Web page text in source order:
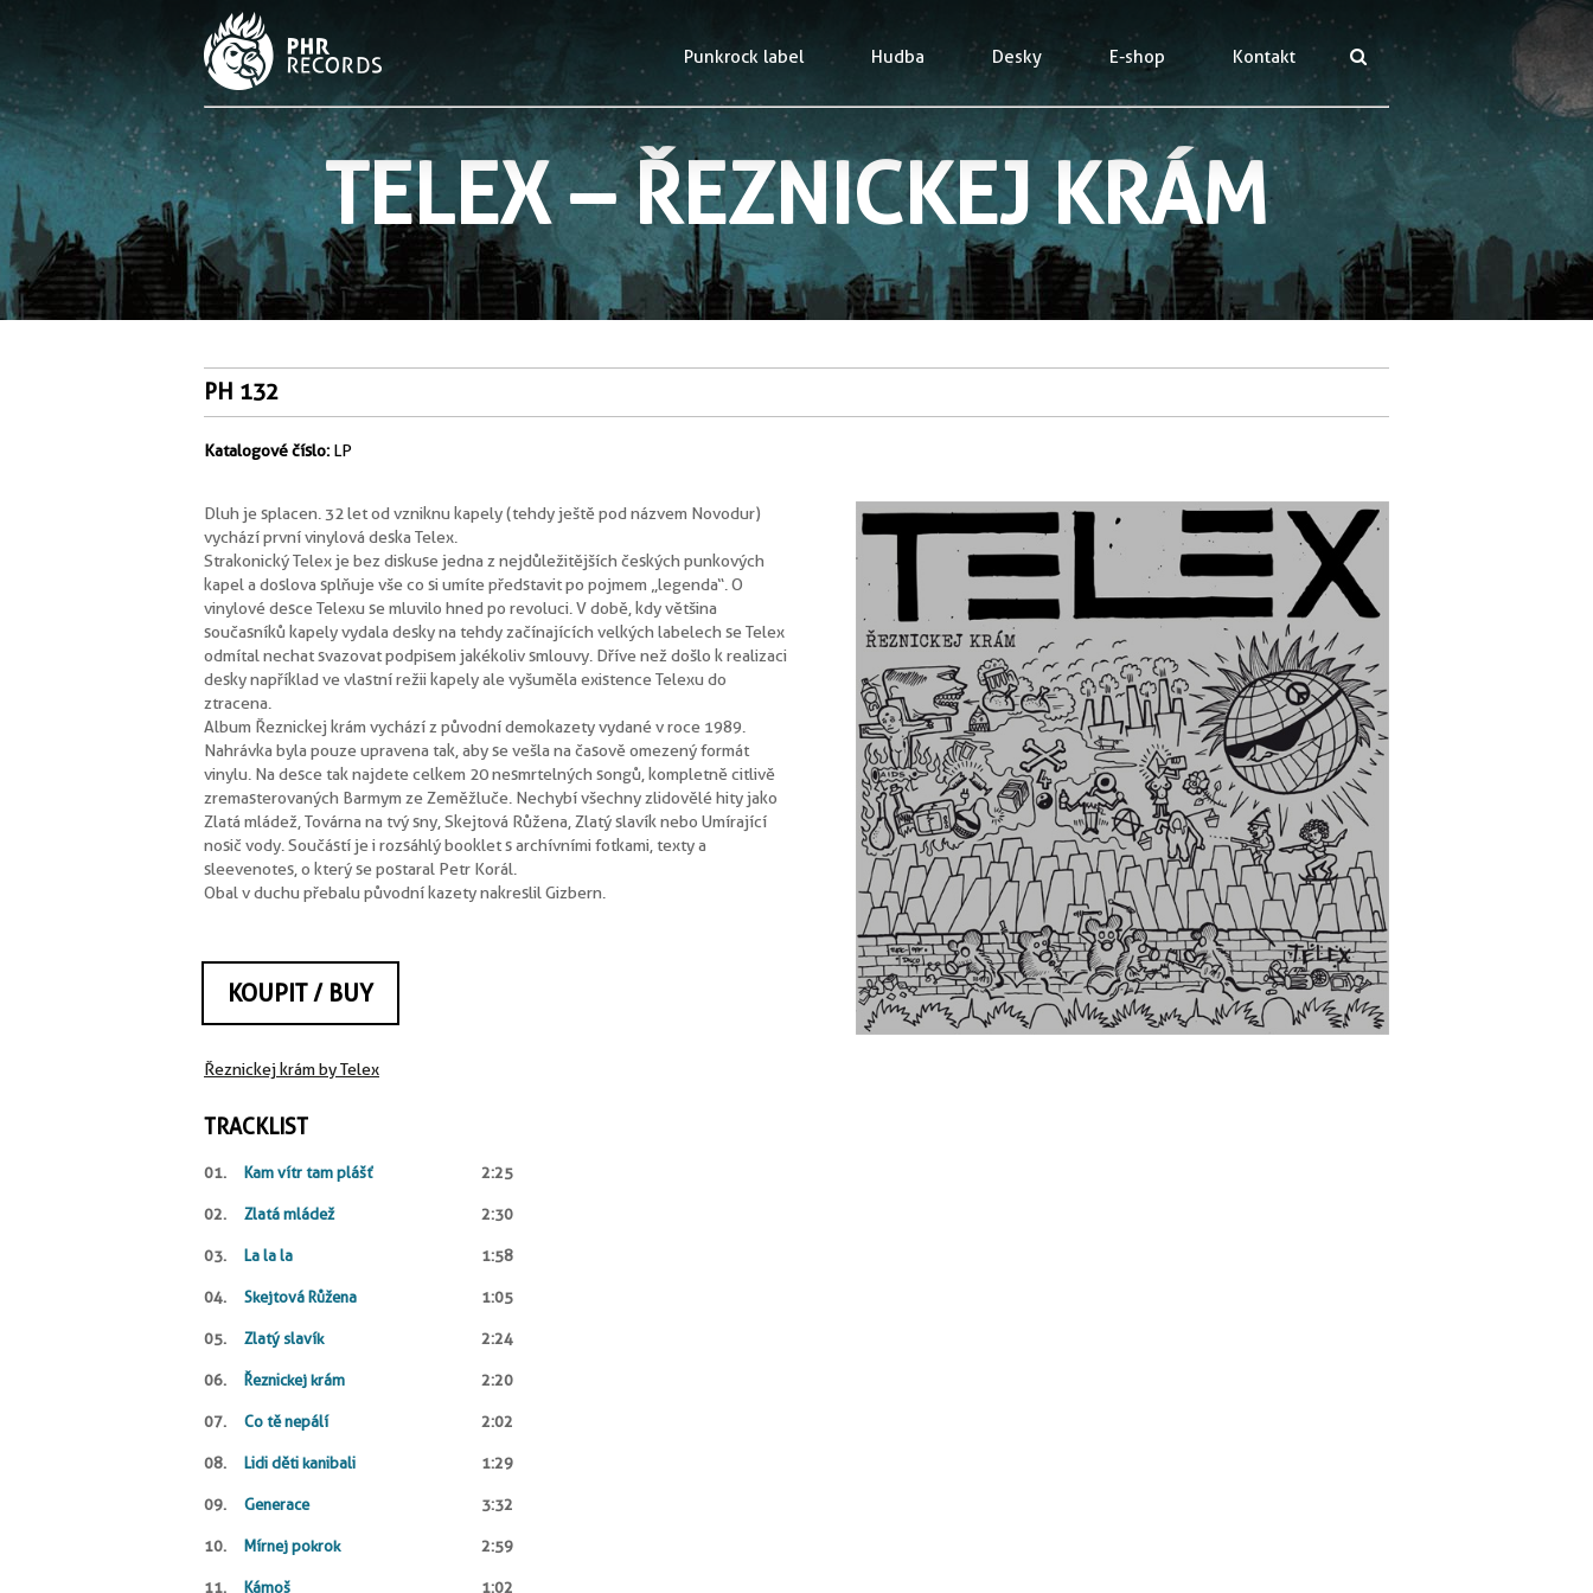
Punkrock label Hudba Desky E-shop Kontakt
TELEX – ŘEZNICKEJ KRÁM
PH 132
Katalogové číslo: LP
Dluh je splacen. 32 let od vzniknu kapely (tehdy ještě pod názvem Novodur)
vychází první vinylová deska Telex.
Strakonický Telex je bez diskuse jedna z nejdůležitějších českých punkových
kapel a doslova splňuje vše co si umíte představit po pojmem „legenda“. O
vinylové desce Telexu se mluvilo hned po revoluci. V době, kdy většina
současníků kapely vydala desky na tehdy začínajících velkých labelech se Telex
odmítal nechat svazovat podpisem jakékoliv smlouvy. Dříve než došlo k realizaci
desky například ve vlastní režii kapely ale vyšuměla existence Telexu do
ztracena.
Album Řeznickej krám vychází z původní demokazety vydané v roce 1989.
Nahrávka byla pouze upravena tak, aby se vešla na časově omezený formát
vinylu. Na desce tak najdete celkem 20 nesmrtelných songů, kompletně citlivě
zremasterovaných Barmym ze Zeměžluče. Nechybí všechny zlidovělé hity jako
Zlatá mládež, Továrna na tvý sny, Skejtová Růžena, Zlatý slavík nebo Umírající
nosič vody. Součástí je i rozsáhlý booklet s archívními fotkami, texty a
sleevenotes, o který se postaral Petr Korál.
Obal v duchu přebalu původní kazety nakreslil Gizbern.
KOUPIT / BUY
Řeznickej krám by Telex
TRACKLIST
01. Kam vítr tam plášť 2:25
02. Zlatá mládež 2:30
03. La la la 1:58
04. Skejtová Růžena 1:05
05. Zlatý slavík 2:24
06. Řeznickej krám 2:20
07. Co tě nepálí 2:02
08. Lidi děti kanibali 1:29
09. Generace 3:32
10. Mírnej pokrok 2:59
11. Kámoš 1:02